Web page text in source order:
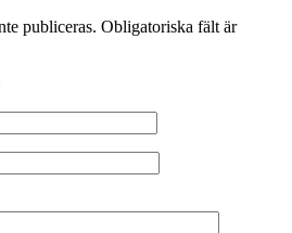
publiceras. Obligatoriska fält är